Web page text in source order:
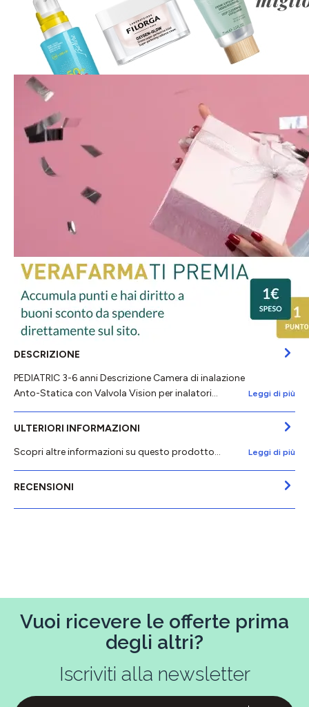
DESCRIZIONE
PEDIATRIC 3-6 anni Descrizione Camera di inalazione
Anto-Statica con Valvola Vision per inalatori…
Leggi di più
ULTERIORI INFORMAZIONI
Scopri altre informazioni su questo prodotto...
Leggi di più
RECENSIONI
Vuoi ricevere le offerte prima
degli altri?
Iscriviti alla newsletter